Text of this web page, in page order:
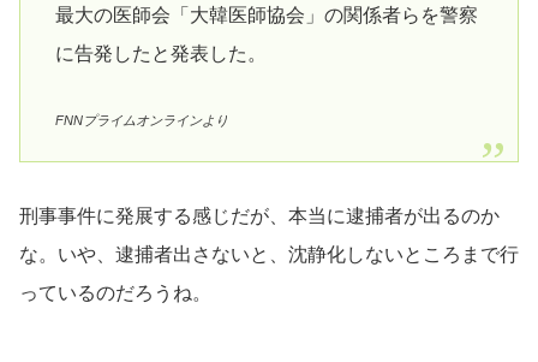
最大の医師会「大韓医師協会」の関係者らを警察
に告発したと発表した。
FNNプライムオンラインより
刑事事件に発展する感じだが、本当に逮捕者が出るのか
な。いや、逮捕者出さないと、沈静化しないところまで行
っているのだろうね。